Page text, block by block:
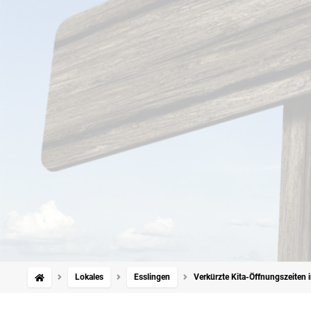
Lokales Esslingen Verkürzte Kita-Öffnungszeiten